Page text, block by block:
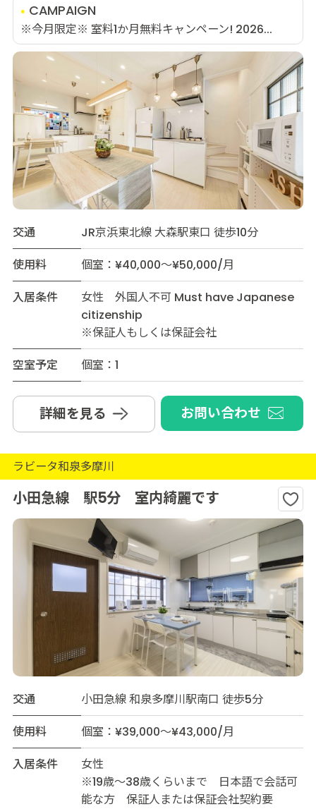
CAMPAIGN
※今月限定※ 室料1か月無料キャンペーン! 2026...
交通
JR京浜東北線 大森駅東口 徒歩10分
使用料
個室：¥40,000～¥50,000/月
入居条件
女性 外国人不可 Must have Japanese
citizenship
※保証人もしくは保証会社
空室予定
個室：1
詳細を見る お問い合わせ
ラビータ和泉多摩川
小田急線 駅5分 室内綺麗です
交通
小田急線 和泉多摩川駅南口 徒歩5分
使用料
個室：¥39,000～¥43,000/月
入居条件
女性
※19歳～38歳くらいまで 日本語で会話可
能な方 保証人または保証会社契約要